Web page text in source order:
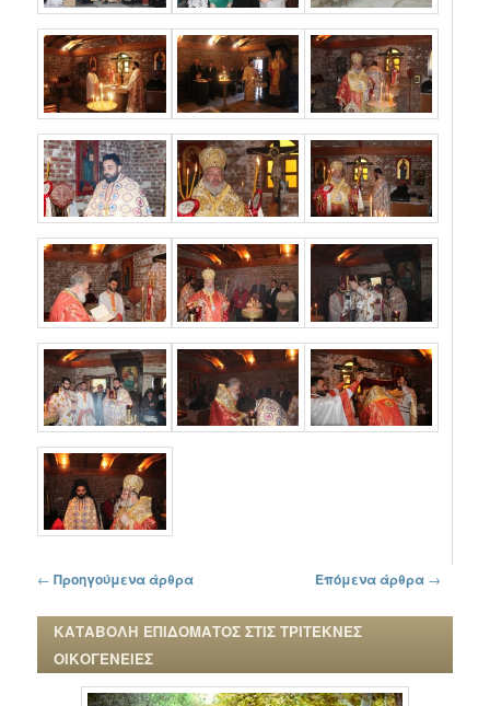
Πλοήγηση στα άρθρα
← Προηγούμενα άρθρα Επόμενα άρθρα →
ΚΑΤΑΒΟΛΗ ΕΠΙΔΟΜΑΤΟΣ ΣΤΙΣ ΤΡΙΤΕΚΝΕΣ
ΟΙΚΟΓΕΝΕΙΕΣ